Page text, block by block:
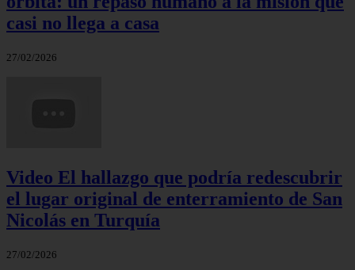
casi no llega a casa
27/02/2026
Video El hallazgo que podría redescubrir
el lugar original de enterramiento de San
Nicolás en Turquía
27/02/2026